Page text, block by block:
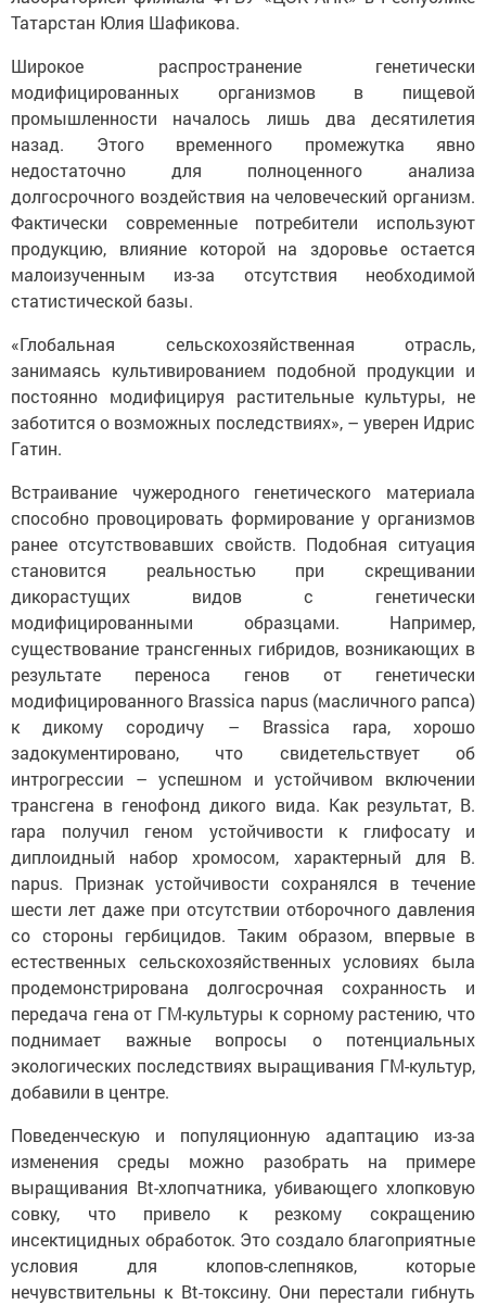
Татарстан Юлия Шафикова.
Широкое распространение генетически
модифицированных организмов в пищевой
промышленности началось лишь два десятилетия
назад. Этого временного промежутка явно
недостаточно для полноценного анализа
долгосрочного воздействия на человеческий организм.
Фактически современные потребители используют
продукцию, влияние которой на здоровье остается
малоизученным из-за отсутствия необходимой
статистической базы.
«Глобальная сельскохозяйственная отрасль,
занимаясь культивированием подобной продукции и
постоянно модифицируя растительные культуры, не
заботится о возможных последствиях», – уверен Идрис
Гатин.
Встраивание чужеродного генетического материала
способно провоцировать формирование у организмов
ранее отсутствовавших свойств. Подобная ситуация
становится реальностью при скрещивании
дикорастущих видов с генетически
модифицированными образцами. Например,
существование трансгенных гибридов, возникающих в
результате переноса генов от генетически
модифицированного Brassica napus (масличного рапса)
к дикому сородичу – Brassica rapa, хорошо
задокументировано, что свидетельствует об
интрогрессии – успешном и устойчивом включении
трансгена в генофонд дикого вида. Как результат, B.
rapa получил геном устойчивости к глифосату и
диплоидный набор хромосом, характерный для B.
napus. Признак устойчивости сохранялся в течение
шести лет даже при отсутствии отборочного давления
со стороны гербицидов. Таким образом, впервые в
естественных сельскохозяйственных условиях была
продемонстрирована долгосрочная сохранность и
передача гена от ГМ-культуры к сорному растению, что
поднимает важные вопросы о потенциальных
экологических последствиях выращивания ГМ-культур,
добавили в центре.
Поведенческую и популяционную адаптацию из-за
изменения среды можно разобрать на примере
выращивания Bt-хлопчатника, убивающего хлопковую
совку, что привело к резкому сокращению
инсектицидных обработок. Это создало благоприятные
условия для клопов-слепняков, которые
нечувствительны к Bt-токсину. Они перестали гибнуть